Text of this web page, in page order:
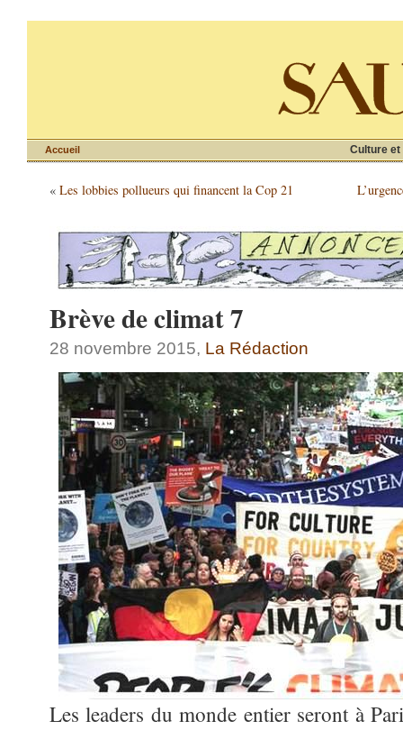
Culture et
Accueil
« Les lobbies pollueurs qui financent la Cop 21
Brève de climat 7
28 novembre 2015, La Rédaction
Les leaders du monde entier seront à